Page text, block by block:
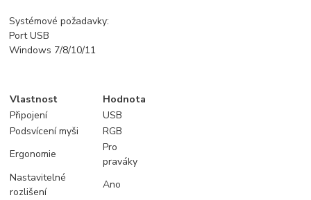
Systémové požadavky:
Port USB
Windows 7/8/10/11
Vlastnost
Hodnota
Připojení
USB
Podsvícení myši
RGB
Ergonomie
Pro
praváky
Nastavitelné
rozlišení
Ano